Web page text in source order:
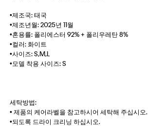
•제조국: 태국
•제조년월: 2025년 11월
•혼용률: 폴리에스터 92% + 폴리우레탄 8%
•컬러: 화이트
•사이즈: S,M,L
•모델 착용 사이즈: S
세탁방법:
• 제품의 케어라벨을 참고하시어 세탁해 주십시오.
•되도록 드라이 크리닝 하십시오.